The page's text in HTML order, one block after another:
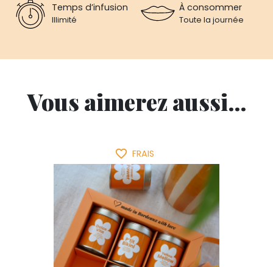
Temps d’infusion
Illimité
À consommer
Toute la journée
Vous aimerez aussi...
favorite_border FRAIS